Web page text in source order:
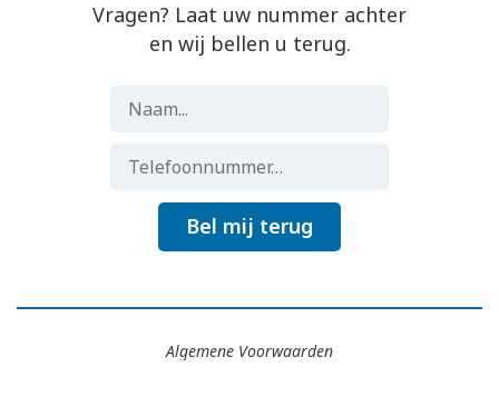
Vragen? Laat uw nummer achter
en wij bellen u terug.
Bel mij terug
Algemene Voorwaarden